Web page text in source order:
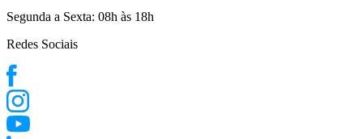
Segunda a Sexta: 08h às 18h
Redes Sociais